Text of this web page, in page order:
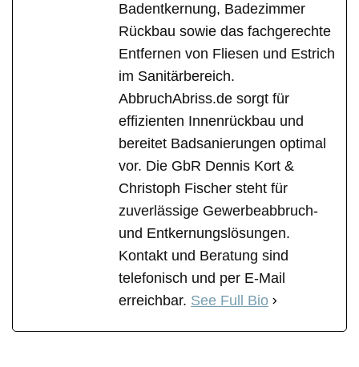
Badentkernung, Badezimmer
Rückbau sowie das fachgerechte
Entfernen von Fliesen und Estrich
im Sanitärbereich.
AbbruchAbriss.de sorgt für
effizienten Innenrückbau und
bereitet Badsanierungen optimal
vor. Die GbR Dennis Kort &
Christoph Fischer steht für
zuverlässige Gewerbeabbruch-
und Entkernungslösungen.
Kontakt und Beratung sind
telefonisch und per E-Mail
erreichbar. See Full Bio